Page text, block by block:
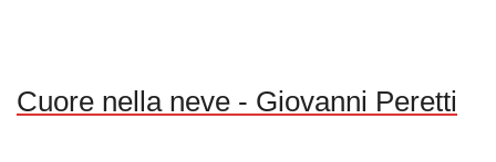
Cuore nella neve - Giovanni Peretti